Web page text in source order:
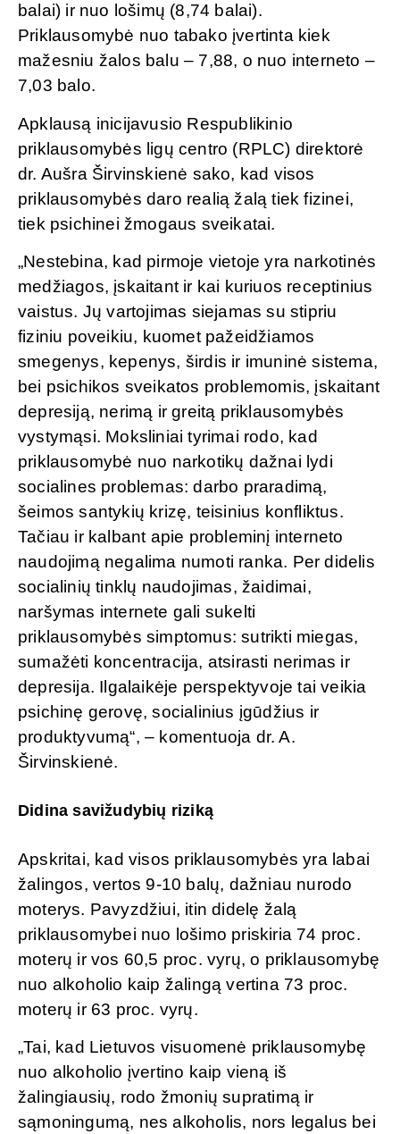
balai) ir nuo lošimų (8,74 balai).
Priklausomybė nuo tabako įvertinta kiek
mažesniu žalos balu – 7,88, o nuo interneto –
7,03 balo.
Apklausą inicijavusio Respublikinio
priklausomybės ligų centro (RPLC) direktorė
dr. Aušra Širvinskienė sako, kad visos
priklausomybės daro realią žalą tiek fizinei,
tiek psichinei žmogaus sveikatai.
„Nestebina, kad pirmoje vietoje yra narkotinės
medžiagos, įskaitant ir kai kuriuos receptinius
vaistus. Jų vartojimas siejamas su stipriu
fiziniu poveikiu, kuomet pažeidžiamos
smegenys, kepenys, širdis ir imuninė sistema,
bei psichikos sveikatos problemomis, įskaitant
depresiją, nerimą ir greitą priklausomybės
vystymąsi. Moksliniai tyrimai rodo, kad
priklausomybė nuo narkotikų dažnai lydi
socialines problemas: darbo praradimą,
šeimos santykių krizę, teisinius konfliktus.
Tačiau ir kalbant apie probleminį interneto
naudojimą negalima numoti ranka. Per didelis
socialinių tinklų naudojimas, žaidimai,
naršymas internete gali sukelti
priklausomybės simptomus: sutrikti miegas,
sumažėti koncentracija, atsirasti nerimas ir
depresija. Ilgalaikėje perspektyvoje tai veikia
psichinę gerovę, socialinius įgūdžius ir
produktyvumą“, – komentuoja dr. A.
Širvinskienė.
Didina savižudybių riziką
Apskritai, kad visos priklausomybės yra labai
žalingos, vertos 9-10 balų, dažniau nurodo
moterys. Pavyzdžiui, itin didelę žalą
priklausomybei nuo lošimo priskiria 74 proc.
moterų ir vos 60,5 proc. vyrų, o priklausomybę
nuo alkoholio kaip žalingą vertina 73 proc.
moterų ir 63 proc. vyrų.
„Tai, kad Lietuvos visuomenė priklausomybę
nuo alkoholio įvertino kaip vieną iš
žalingiausių, rodo žmonių supratimą ir
sąmoningumą, nes alkoholis, nors legalus bei